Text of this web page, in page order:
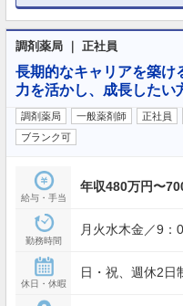
調剤薬局 ｜ 正社員
長期的なキャリアを築け
力を活かし、成長したい
調剤薬局 一般薬剤師 正社員
ブランク可
給与・手当
年収480万円〜
勤務時間
月火水木金／9
休日・休暇
日・祝、週休2日